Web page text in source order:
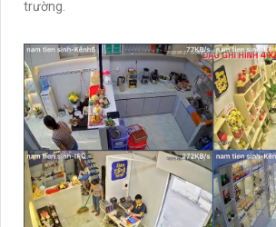
trường.